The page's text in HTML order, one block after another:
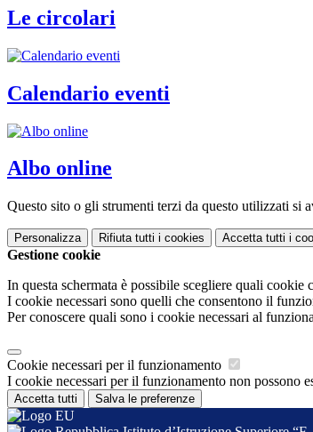
Le circolari
Calendario eventi
Albo online
Questo sito o gli strumenti terzi da questo utilizzati si
Personalizza Rifiuta tutti i cookies Accetta tutti i
Gestione cookie
In questa schermata è possibile scegliere quali cookie
I cookie necessari sono quelli che consentono il
Per conoscere quali sono i cookie necessari al
Cookie necessari per il funzionamento
I cookie necessari per il funzionamento non possono
Accetta tutti Salva le preferenze